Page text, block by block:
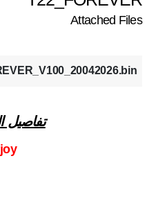
Attached Files
تفاصيل